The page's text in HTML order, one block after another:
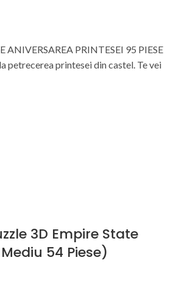
ANIVERSAREA PRINTESEI 95 PIESE
petrecerea printesei din castel. Te vei
3D Empire State
54 Piese)